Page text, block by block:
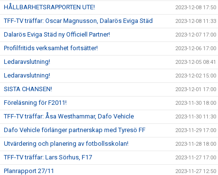
HÅLLBARHETSRAPPORTEN UTE! 2023-12-08 17:50
TFF-TV träffar: Oscar Magnusson, Dalarös Eviga Städ 2023-12-08 11:33
Dalarös Eviga Städ ny Officiell Partner! 2023-12-07 17:00
Profilfritids verksamhet fortsätter! 2023-12-06 17:00
Ledaravslutning! 2023-12-05 08:41
Ledaravslutning! 2023-12-02 15:00
SISTA CHANSEN! 2023-12-01 17:00
Föreläsning för F2011! 2023-11-30 18:00
TFF-TV träffar: Åsa Westhammar, Dafo Vehicle 2023-11-30 11:30
Dafo Vehicle förlänger partnerskap med Tyresö FF 2023-11-29 17:00
Utvärdering och planering av fotbollsskolan! 2023-11-28 18:00
TFF-TV träffar: Lars Sörhus, F17 2023-11-27 17:00
Planrapport 27/11 2023-11-27 12:50